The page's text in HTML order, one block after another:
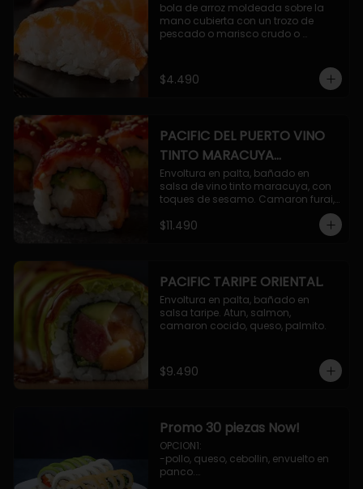
bola de arroz moldeada sobre la
mano cubierta con un trozo de
pescado o marisco crudo o
$4.490
PACIFIC DEL PUERTO VINO
TINTO MARACUYA
ORIENTAL.
Envoltura en palta, bañado en
salsa de vino tinto maracuya, con
toques de sesamo. Camaron furai,
$11.490
PACIFIC TARIPE ORIENTAL.
Envoltura en palta, bañado en
salsa taripe. Atun, salmon,
camaron cocido, queso, palmito.
$9.490
Promo 30 piezas Now!
OPCION1:
-pollo, queso, cebollin, envuelto en
panco.